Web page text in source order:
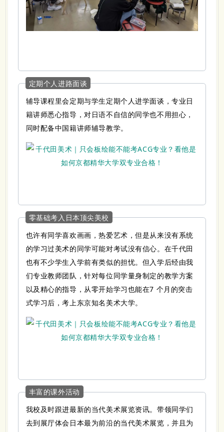
定期个人进路面谈
辅导课程里会定期与学生定期个人进学面谈，专业日
籍讲师悉心指导，对日语不自信的同学也不用担心，
同时配备中国籍讲师辅导教学。
零基础考入日本顶尖美校
也许有同学喜欢画画，热爱艺术，但是从来没有系统
的学习过美术的同学可能对考试没有信心。在千代田
也有不少学生入学前有类似的担忧。但入学后经由我
们专业教师团队，针对每位同学量身制定的教学方案
以及精心的指导，从零开始学习也能在7 个月的突击
式学习后，考上东京知名美术大学。
丰富的课外活动
我校及时跟进最新的当代美术展览资讯。带领同学们
去到展厅体会日本最为前沿的当代美术展览，并且为